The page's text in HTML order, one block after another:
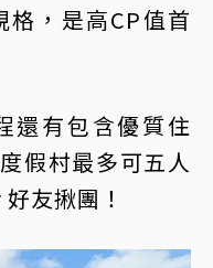
，是高CP值首
還有包含優質住
假村最多可五人
友揪團！